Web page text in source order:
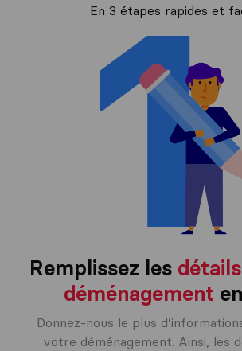
En 3 étapes rapides et
Remplissez les
déménagement
Donnez-nous le plus
votre déménagement. Ainsi, les